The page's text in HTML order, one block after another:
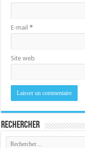
E-mail*
Site web
Rechercher